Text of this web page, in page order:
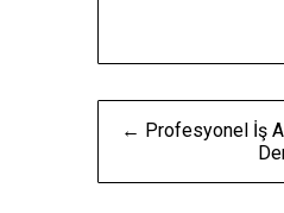
Yazı
← Profesyonel İş